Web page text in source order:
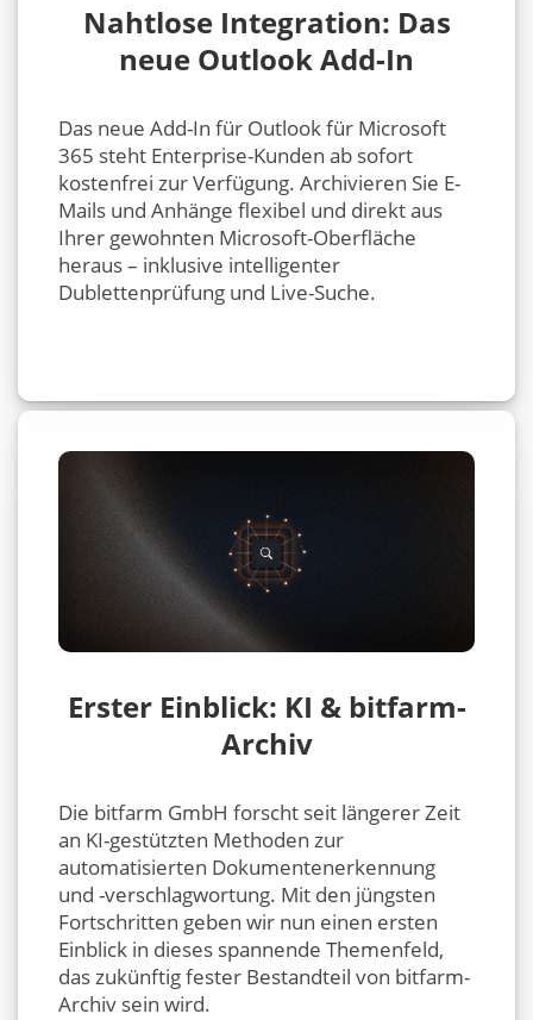
Nahtlose Integration: Das
neue Outlook Add-In
Das neue Add-In für Outlook für Microsoft
365 steht Enterprise-Kunden ab sofort
kostenfrei zur Verfügung. Archivieren Sie E-
Mails und Anhänge flexibel und direkt aus
Ihrer gewohnten Microsoft-Oberfläche
heraus – inklusive intelligenter
Dublettenprüfung und Live-Suche.
Erster Einblick: KI & bitfarm-
Archiv
Die bitfarm GmbH forscht seit längerer Zeit
an KI-gestützten Methoden zur
automatisierten Dokumentenerkennung
und -verschlagwortung. Mit den jüngsten
Fortschritten geben wir nun einen ersten
Einblick in dieses spannende Themenfeld,
das zukünftig fester Bestandteil von bitfarm-
Archiv sein wird.